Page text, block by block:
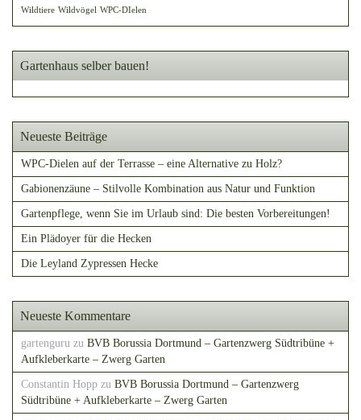
Wildtiere Wildvögel WPC-DIelen
Gartenhaus selber bauen!
Neueste Beiträge
WPC-Dielen auf der Terrasse – eine Alternative zu Holz?
Gabionenzäune – Stilvolle Kombination aus Natur und Funktion
Gartenpflege, wenn Sie im Urlaub sind: Die besten Vorbereitungen!
Ein Plädoyer für die Hecken
Die Leyland Zypressen Hecke
Neueste Kommentare
gartenguru zu BVB Borussia Dortmund – Gartenzwerg Südtribüne +
Aufkleberkarte – Zwerg Garten
Constantin Hopp zu BVB Borussia Dortmund – Gartenzwerg
Südtribüne + Aufkleberkarte – Zwerg Garten